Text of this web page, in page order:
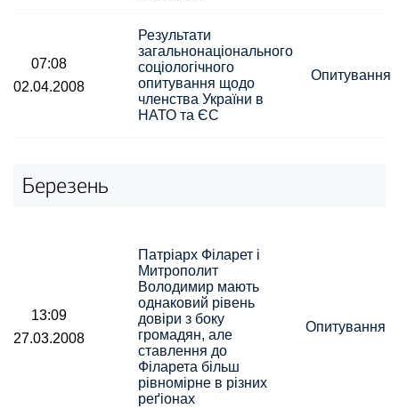
07:08
02.04.2008
Результати
загальнонаціонального
соціологічного
опитування щодо
членства України в
НАТО та ЄС
Опитування
Березень
13:09
27.03.2008
Патріарх Філарет і
Митрополит
Володимир мають
однаковий рівень
довіри з боку
громадян, але
ставлення до
Філарета більш
рівномірне в різних
реґіонах
Опитування